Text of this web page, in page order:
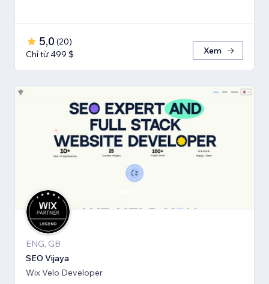
5,0 (20)
Chỉ từ 499 $
Xem
ENG, GB
SEO Vijaya
Wix Velo Developer